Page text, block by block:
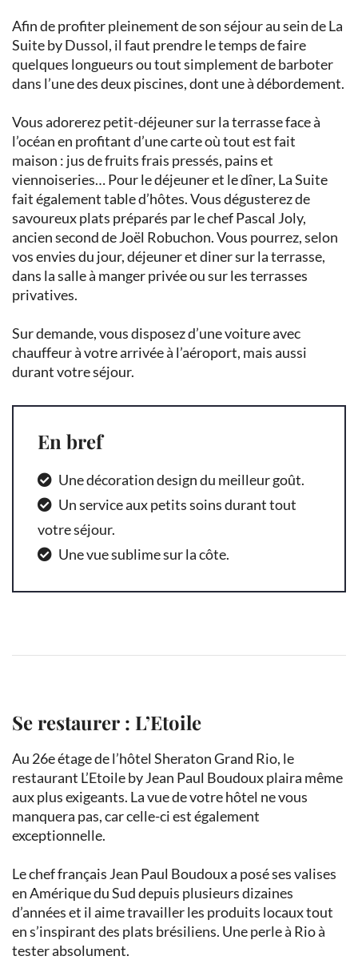
Afin de profiter pleinement de son séjour au sein de La
Suite by Dussol, il faut prendre le temps de faire
quelques longueurs ou tout simplement de barboter
dans l’une des deux piscines, dont une à débordement.
Vous adorerez petit-déjeuner sur la terrasse face à
l’océan en profitant d’une carte où tout est fait
maison : jus de fruits frais pressés, pains et
viennoiseries… Pour le déjeuner et le dîner, La Suite
fait également table d’hôtes. Vous dégusterez de
savoureux plats préparés par le chef Pascal Joly,
ancien second de Joël Robuchon. Vous pourrez, selon
vos envies du jour, déjeuner et diner sur la terrasse,
dans la salle à manger privée ou sur les terrasses
privatives.
Sur demande, vous disposez d’une voiture avec
chauffeur à votre arrivée à l’aéroport, mais aussi
durant votre séjour.
En bref
Une décoration design du meilleur goût.
Un service aux petits soins durant tout
votre séjour.
Une vue sublime sur la côte.
Se restaurer : L’Etoile
Au 26e étage de l’hôtel Sheraton Grand Rio, le
restaurant L’Etoile by Jean Paul Boudoux plaira même
aux plus exigeants. La vue de votre hôtel ne vous
manquera pas, car celle-ci est également
exceptionnelle.
Le chef français Jean Paul Boudoux a posé ses valises
en Amérique du Sud depuis plusieurs dizaines
d’années et il aime travailler les produits locaux tout
en s’inspirant des plats brésiliens. Une perle à Rio à
tester absolument.